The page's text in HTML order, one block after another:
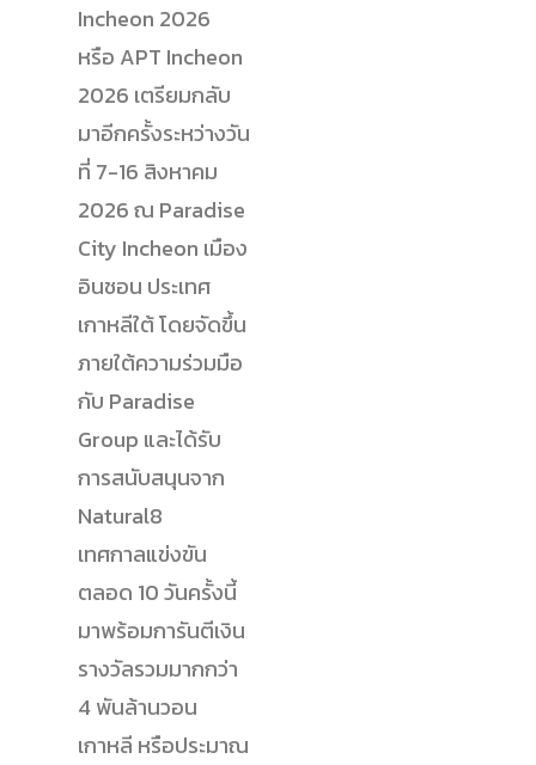
Incheon 2026
หรือ APT Incheon
2026 เตรียมกลับ
มาอีกครั้งระหว่างวัน
ที่ 7-16 สิงหาคม
2026 ณ Paradise
City Incheon เมือง
อินชอน ประเทศ
เกาหลีใต้ โดยจัดขึ้น
ภายใต้ความร่วมมือ
กับ Paradise
Group และได้รับ
การสนับสนุนจาก
Natural8
เทศกาลแข่งขัน
ตลอด 10 วันครั้งนี้
มาพร้อมการันตีเงิน
รางวัลรวมมากกว่า
4 พันล้านวอน
เกาหลี หรือประมาณ